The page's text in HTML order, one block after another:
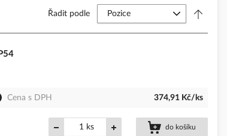
Řadit podle
Cena s DPH 374,91 Kč/ks
ks do košíku